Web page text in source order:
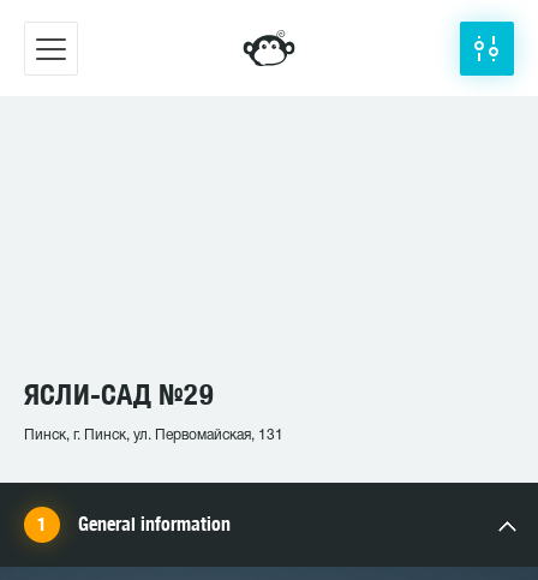
ЯСЛИ-САД №29
Пинск, г. Пинск, ул. Первомайская, 131
General information